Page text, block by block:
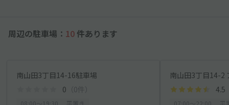
周辺の駐車場： 10 件あります
南山田3丁目14-16駐車場
0 （0件）
南山田3丁目14-2
4.5